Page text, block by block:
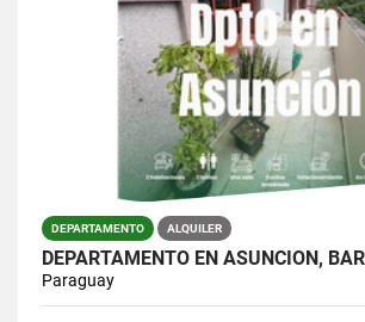
DEPARTAMENTO ALQUILER
DEPARTAMENTO EN ASUNCIÓN,
Paraguay